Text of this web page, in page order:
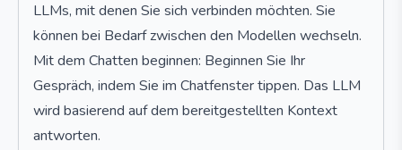
LLMs, mit denen Sie sich verbinden möchten. Sie
können bei Bedarf zwischen den Modellen wechseln.
Mit dem Chatten beginnen: Beginnen Sie Ihr
Gespräch, indem Sie im Chatfenster tippen. Das LLM
wird basierend auf dem bereitgestellten Kontext
antworten.